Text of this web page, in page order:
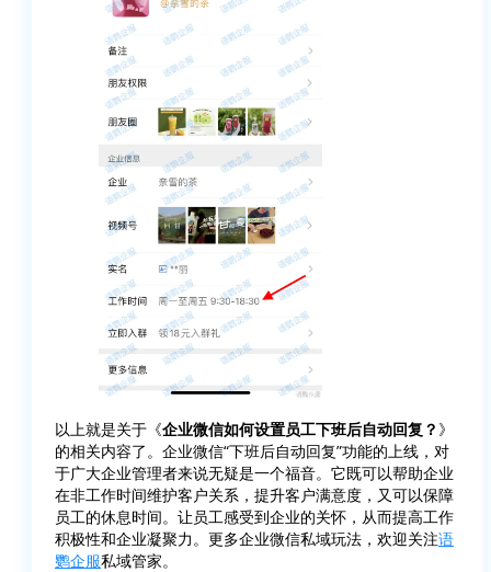
以上就是关于《企业微信如何设置员工下班后自动回复？ 》
的相关内容了。企业微信“下班后自动回复”功能的上线，对
于广大企业管理者来说无疑是一个福音。它既可以帮助企业
在非工作时间维护客户关系，提升客户满意度，又可以保障
员工的休息时间。让员工感受到企业的关怀，从而提高工作
积极性和企业凝聚力。更多企业微信私域玩法，欢迎关注语
鹦企服私域管家。